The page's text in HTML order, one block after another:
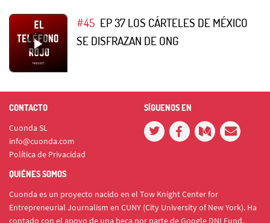
#45 EP 37 LOS CÁRTELES DE MÉXICO
SE DISFRAZAN DE ONG
CONTACTO
Cuonda SL
info@cuonda.com
Política de Privacidad
SÍGUENOS EN
QUIÉNES SOMOS
Cuonda es un proyecto nacido en el Tow Knight Center for
Entrepreneurial Journalism en CUNY (City University of New York). Ha
contado con el apoyo de una beca por parte de Google DNI Fund.